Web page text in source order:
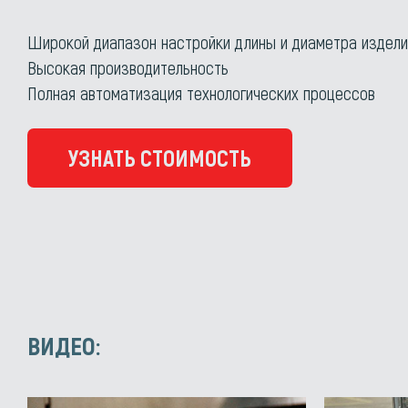
Широкой диапазон настройки длины и диаметра
Высокая производительность
Полная автоматизация технологических процессов
УЗНАТЬ СТОИМОСТЬ
ВИДЕО: